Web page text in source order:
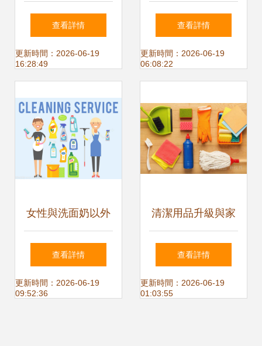
服務品質提升月播
報 以汗水洗滌園
園——地面清洗紀
實
查看詳情
更新時間：2026-06-19
16:28:49
洗滌用品廠銷售部
——紡織染整助劑
品列表
查看詳情
更新時間：2026-06-19
06:08:22
女性與洗面奶以外
的清潔事實 家務化
學與設計符號的隱
查看詳情
更新時間：2026-06-19
09:52:36
清潔用品升級與家
政服務融合 除四害
市場的專業化變革
查看詳情
更新時間：2026-06-19
01:03:55